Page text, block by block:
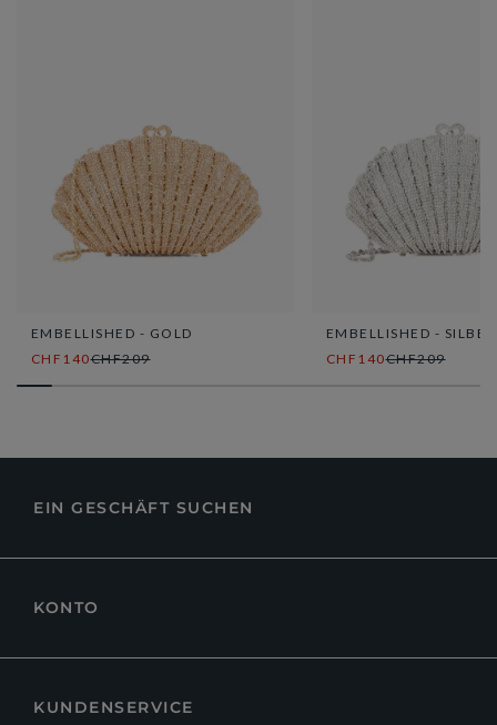
EMBELLISHED - GOLD
CHF140CHF209
EMBELLISHED - SILBER
CHF140CHF209
EIN GESCHÄFT SUCHEN
KONTO
KUNDENSERVICE